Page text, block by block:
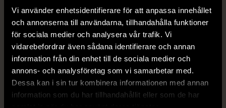
Vi använder enhetsidentifierare för att anpassa innehållet
och annonserna till användarna, tillhandahålla funktioner
för sociala medier och analysera vår trafik. Vi
vidarebefordrar även sådana identifierare och annan
information från din enhet till de sociala medier och
annons- och analysföretag som vi samarbetar med.
Dessa kan i sin tur kombinera informationen med annan
information som du har tillhandahållit eller som de har
Skick Gott skick
Produkten har använts men är av fin
kvalitet, det kan förekomma mindre
förslitningar.
Läs mer om hur vi bedömer